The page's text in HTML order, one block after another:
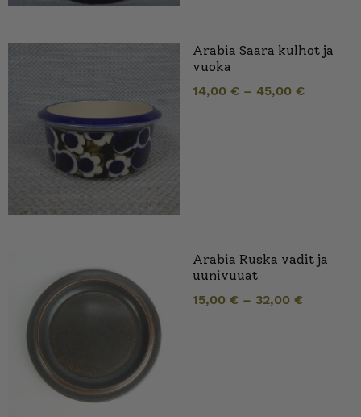
Arabia Saara kulhot ja
vuoka
14,00 € – 45,00 €
Arabia Ruska vadit ja
uunivuuat
15,00 € – 32,00 €